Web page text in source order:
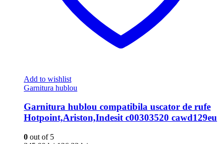
Add to wishlist
Garnitura hublou
Garnitura hublou compatibila uscator de rufe
Hotpoint,Ariston,Indesit c00303520 cawd129eu
0 out of 5